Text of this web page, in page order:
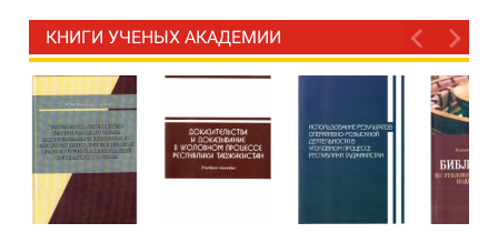
КНИГИ УЧЕНЫХ АКАДЕМИИ